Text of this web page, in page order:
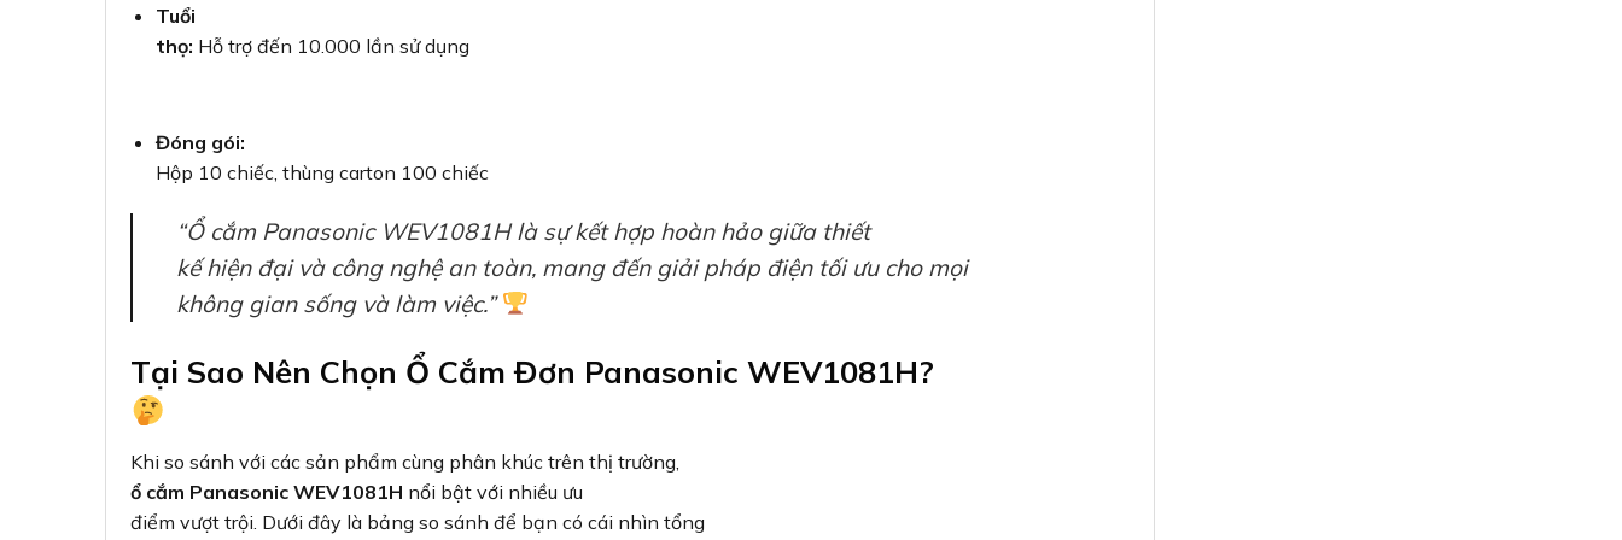
Tuổi
thọ: Hỗ trợ đến 10.000 lần sử dụng
Đóng gói:
Hộp 10 chiếc, thùng carton 100 chiếc
“Ổ cắm Panasonic WEV1081H là sự kết hợp hoàn hảo giữa thiết
kế hiện đại và công nghệ an toàn, mang đến giải pháp điện tối ưu cho mọi
không gian sống và làm việc.”
Tại Sao Nên Chọn Ổ Cắm Đơn Panasonic WEV1081H?
Khi so sánh với các sản phẩm cùng phân khúc trên thị trường,
ổ cắm Panasonic WEV1081H nổi bật với nhiều ưu
điểm vượt trội. Dưới đây là bảng so sánh để bạn có cái nhìn tổng